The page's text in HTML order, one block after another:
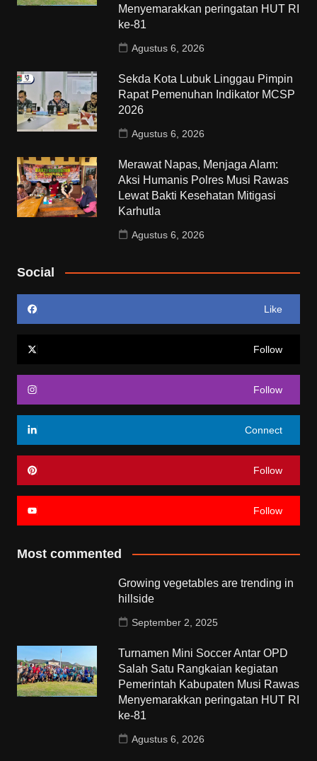
Menyemarakkan peringatan HUT RI
ke-81
Agustus 6, 2026
Sekda Kota Lubuk Linggau Pimpin
Rapat Pemenuhan Indikator MCSP
2026
Agustus 6, 2026
Merawat Napas, Menjaga Alam:
Aksi Humanis Polres Musi Rawas
Lewat Bakti Kesehatan Mitigasi
Karhutla
Agustus 6, 2026
Social
Like
Follow
Follow
Connect
Follow
Follow
Most commented
Growing vegetables are trending in
hillside
September 2, 2025
Turnamen Mini Soccer Antar OPD
Salah Satu Rangkaian kegiatan
Pemerintah Kabupaten Musi Rawas
Menyemarakkan peringatan HUT RI
ke-81
Agustus 6, 2026